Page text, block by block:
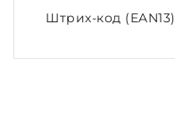
Штрих-код (EAN13)